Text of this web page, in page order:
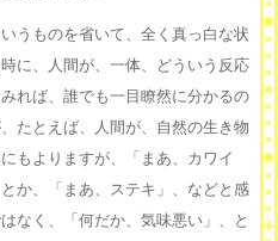
うものを省いて、全く真っ白な状
に、人間が、一体、どういう反応
れば、誰でも一目瞭然に分かるの
たとえば、人間が、自然の生き物
もよりますが、「まあ、カワイ
か、「まあ、ステキ」、などと感
なく、「何だか、気味悪い」、と